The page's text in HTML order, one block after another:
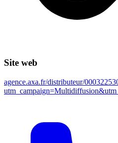
Site web
agence.axa.fr/distributeur/